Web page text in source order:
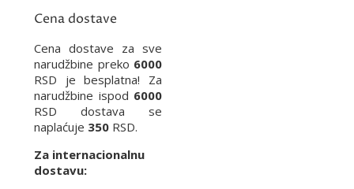
Cena dostave
Cena dostave za sve
narudžbine preko 6000
RSD je besplatna! Za
narudžbine ispod 6000
RSD dostava se
naplaćuje 350 RSD.
Za internacionalnu
dostavu: